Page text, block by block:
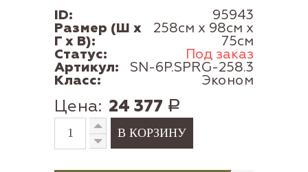
ID: 95943
Размер (Ш x
Г x В):
258см x 98см x
75см
Статус: Под заказ
Артикул: SN-6P.SPRG-258.3
Класс: Эконом
Цена: 24 377 Р